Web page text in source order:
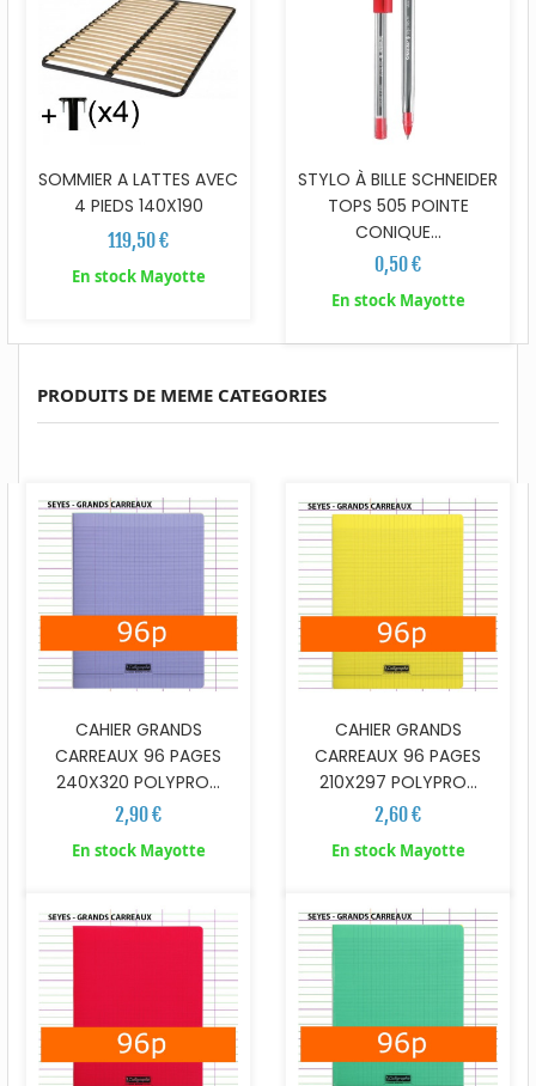
SOMMIER A LATTES AVEC
4 PIEDS 140X190
119,50 €
En stock Mayotte
STYLO À BILLE SCHNEIDER
TOPS 505 POINTE
CONIQUE...
0,50 €
En stock Mayotte
PRODUITS DE MEME CATEGORIES
CAHIER GRANDS
CARREAUX 96 PAGES
240X320 POLYPRO...
2,90 €
En stock Mayotte
CAHIER GRANDS
CARREAUX 96 PAGES
210X297 POLYPRO...
2,60 €
En stock Mayotte